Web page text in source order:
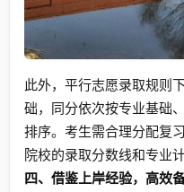
此外，平行志愿录取规则
础，同分依次按专业基础
排序。考生需合理分配复
院校的录取分数线和专业计
四、借鉴上岸经验，高效